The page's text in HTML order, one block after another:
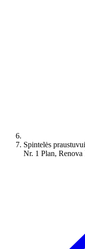
Spintelės
Nr. 1 Plan, Renova